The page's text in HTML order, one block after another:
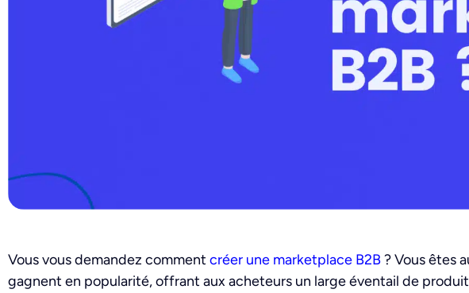
Vous vous demandez comment créer une marketplace B2B? Vous êtes
gagnent en popularité, offrant aux acheteurs un large éventail de